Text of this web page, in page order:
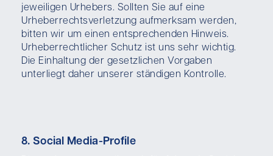
jeweiligen Urhebers. Sollten Sie auf eine
Urheberrechtsverletzung aufmerksam werden,
bitten wir um einen entsprechenden Hinweis.
Urheberrechtlicher Schutz ist uns sehr wichtig.
Die Einhaltung der gesetzlichen Vorgaben
unterliegt daher unserer ständigen Kontrolle.
8. Social Media-Profile